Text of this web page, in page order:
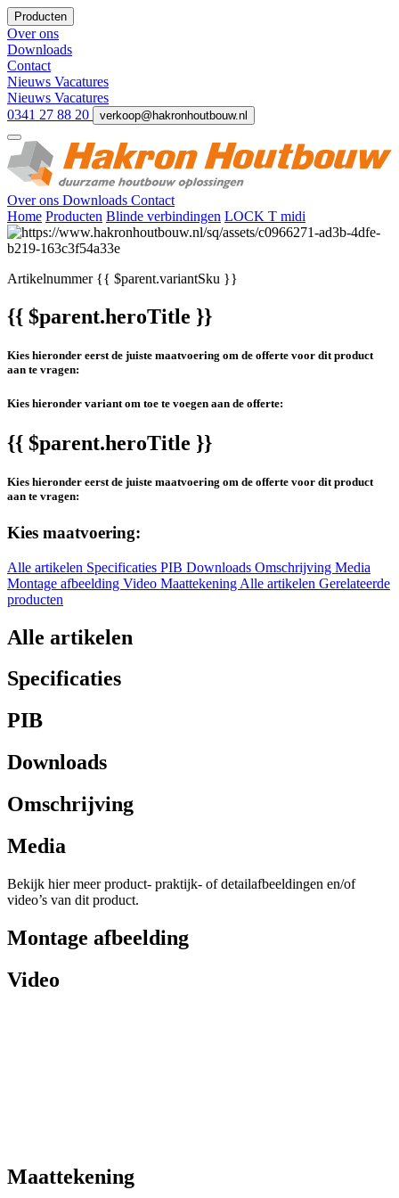
Producten
Over ons
Downloads
Contact
Nieuws Vacatures
Nieuws Vacatures
0341 27 88 20
verkoop@hakronhoutbouw.nl
Over ons Downloads Contact
Home Producten Blinde verbindingen LOCK T midi
Artikelnummer{{ $parent.variantSku }}
{{ $parent.heroTitle }}
Kies hieronder eerst de juiste maatvoering om de offerte voor dit product
aan te vragen:
Kies hieronder variant om toe te voegen aan de offerte:
{{ $parent.heroTitle }}
Kies hieronder eerst de juiste maatvoering om de offerte voor dit product
aan te vragen:
Kies maatvoering:
Alle artikelen Specificaties PIB Downloads Omschrijving Media
Montage afbeelding Video Maattekening Alle artikelen Gerelateerde
producten
Alle artikelen
Specificaties
PIB
Downloads
Omschrijving
Media
Bekijk hier meer product- praktijk- of detailafbeeldingen en/of
video’s van dit product.
Montage afbeelding
Video
Maattekening